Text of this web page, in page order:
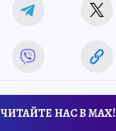
ЧИТАЙТЕ НАС В МАХ!